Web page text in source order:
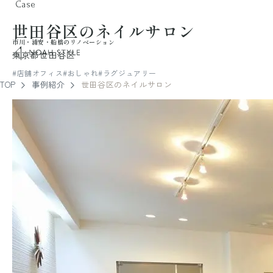
市川・浦安・船橋のリノベーション
noah style
Case
世田谷区のネイルサロン
東京都世田谷区
#店舗オフィス#おしゃれ#ラグジュアリー
TOP 事例紹介 世田谷区のネイルサロン